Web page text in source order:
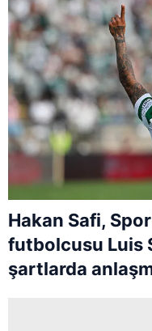
Hakan Safi,
futbolcusu Luis
şartlarda